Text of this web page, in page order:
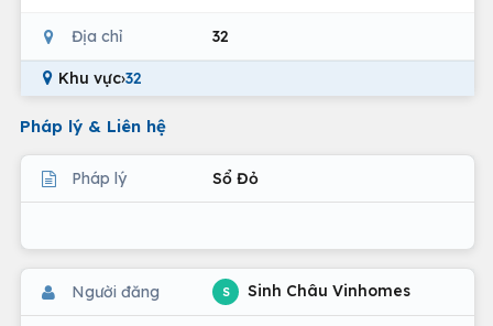
Địa chỉ 32
Khu vực›32
Pháp lý & Liên hệ
Pháp lý Sổ Đỏ
Người đăng S Sinh Châu Vinhomes